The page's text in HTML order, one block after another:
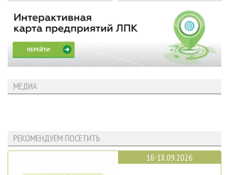
МЕДИА
РЕКОМЕНДУЕМ ПОСЕТИТЬ
16-18.09.2026